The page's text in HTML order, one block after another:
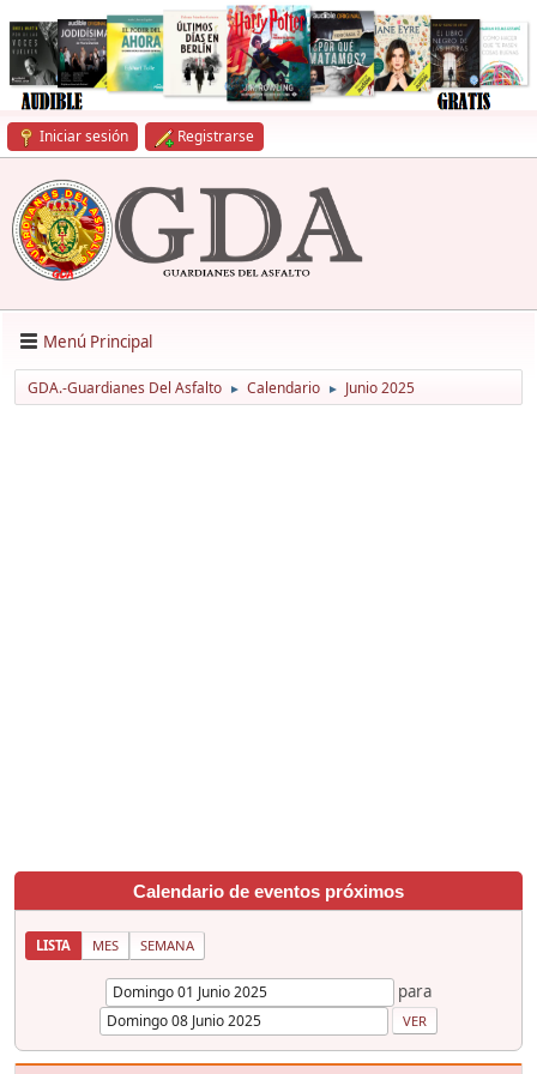
Iniciar sesión Registrarse
Menú Principal
GDA.-Guardianes Del Asfalto ► Calendario ► Junio 2025
Calendario de eventos próximos
LISTA MES SEMANA
para